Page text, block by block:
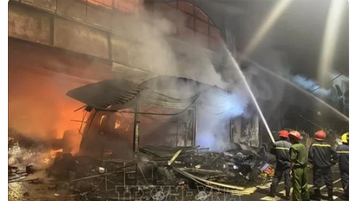
06/08/2026 02:42
Tòa án Mỹ chỉ định hội đồng thẩm
phán xét xử các vụ kiện về thuế quan
Mục 301
06/08/2026 02:23
Bộ GD-ĐT dự kiến điều chỉnh trong